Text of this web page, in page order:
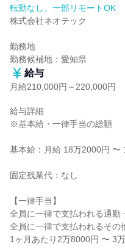
転勤なし、一部リモートOK
株式会社ネオテック
勤務地
勤務候補地：愛知県
給与
月給210,000円～220,000円
給与詳細
※基本給・一律手当の総額
基本給：月給 18万2000円 〜
固定残業代：なし
【一律手当】
全員に一律で支払われる通勤
全員に一律で支払われるその
1ヶ月あたり2万8000円 〜 3